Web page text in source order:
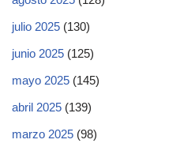
julio 2025 (130)
junio 2025 (125)
mayo 2025 (145)
abril 2025 (139)
marzo 2025 (98)